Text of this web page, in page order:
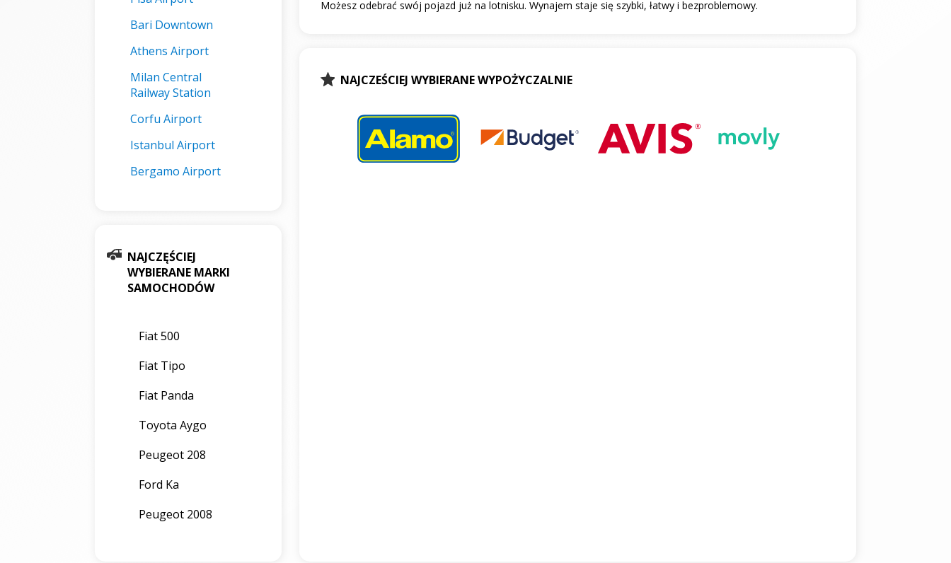
Bari Downtown
Athens Airport
Milan Central
Railway Station
Corfu Airport
Istanbul Airport
Bergamo Airport
NAJCZĘŚCIEJ
WYBIERANE MARKI
SAMOCHODÓW
Fiat 500
Fiat Tipo
Fiat Panda
Toyota Aygo
Peugeot 208
Ford Ka
Peugeot 2008
Możesz odebrać swój pojazd już na lotnisku. Wynajem staje się szybki, łatwy i bezproblemowy.
NAJCZEŚCIEJ WYBIERANE WYPOŻYCZALNIE